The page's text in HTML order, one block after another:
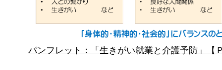
パンフレット：「生きがい就業と介護予防」【